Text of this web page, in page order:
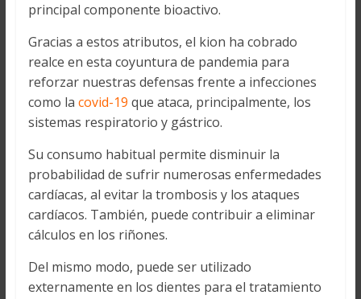
principal componente bioactivo.
Gracias a estos atributos, el kion ha cobrado
realce en esta coyuntura de pandemia para
reforzar nuestras defensas frente a infecciones
como la covid-19 que ataca, principalmente, los
sistemas respiratorio y gástrico.
Su consumo habitual permite disminuir la
probabilidad de sufrir numerosas enfermedades
cardíacas, al evitar la trombosis y los ataques
cardíacos. También, puede contribuir a eliminar
cálculos en los riñones.
Del mismo modo, puede ser utilizado
externamente en los dientes para el tratamiento